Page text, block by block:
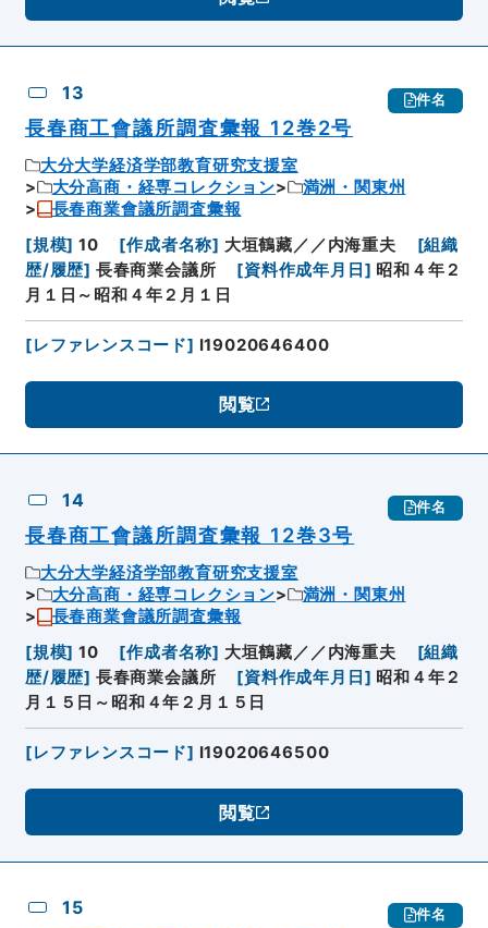
13 件名
長春商工會議所調査彙報 12巻2号
大分大学経済学部教育研究支援室
大分高商・経専コレクション
満洲・関東州
長春商業會議所調査彙報
[規模] 10 [作成者名称] 大垣鶴藏／／内海重夫 [組織
歴/履歴] 長春商業会議所 [資料作成年月日 ] 昭和４年２
月１日～昭和４年２月１日
[レファレンスコード] I19020646400
閲覧
14 件名
長春商工會議所調査彙報 12巻3号
大分大学経済学部教育研究支援室
大分高商・経専コレクション
満洲・関東州
長春商業會議所調査彙報
[規模] 10 [作成者名称] 大垣鶴藏／／内海重夫 [組織
歴/履歴] 長春商業会議所 [資料作成年月日 ] 昭和４年２
月１５日～昭和４年２月１５日
[レファレンスコード] I19020646500
閲覧
15 件名